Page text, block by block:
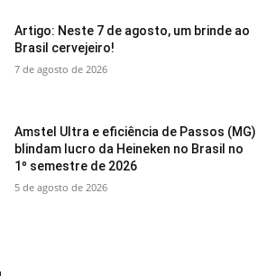
Artigo: Neste 7 de agosto, um brinde ao
Brasil cervejeiro!
7 de agosto de 2026
Amstel Ultra e eficiência de Passos (MG)
blindam lucro da Heineken no Brasil no
1º semestre de 2026
5 de agosto de 2026